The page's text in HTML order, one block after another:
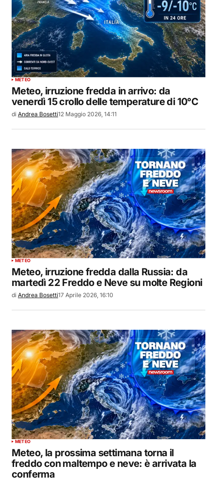
METEO
Meteo, irruzione fredda in arrivo: da
venerdì 15 crollo delle temperature di 10°C
di Andrea Bosetti12 Maggio 2026, 14:11
METEO
Meteo, irruzione fredda dalla Russia: da
martedì 22 Freddo e Neve su molte Regioni
di Andrea Bosetti17 Aprile 2026, 16:10
METEO
Meteo, la prossima settimana torna il
freddo con maltempo e neve: è arrivata la
conferma